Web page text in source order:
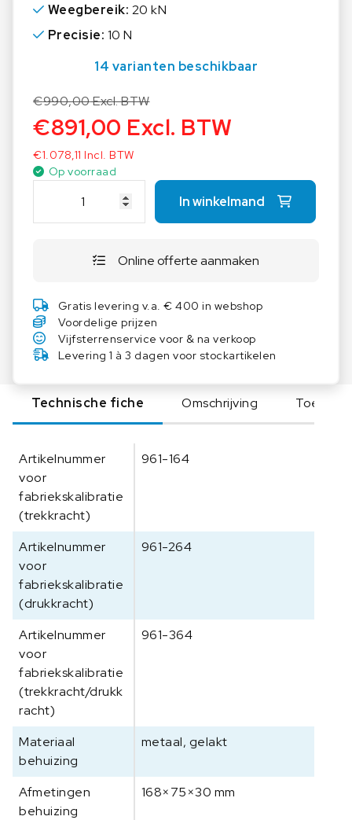
(grenswaardefunctie): bovenste en onderste
grenswaarde instelbaar, in trek- en drukrichting.
signaal ondersteund
Intern geheugen voor max. 500 waarden
Permanente analoge uitgang: lineair
spanningssignaal, afhankelijk van de belasting
Gegevensinterface USB, standaard
Toepassingen: Kwaliteitscontrole | Onderzoek
en ontwikkeling | Automobielsector |
Onderhoud | Kunststoffentechnologie
Weegbereik: 20 kN
Precisie: 10 N
14 varianten beschikbaar
€990,00Excl. BTW
€891,00 Excl. BTW
€1.078,11 Incl. BTW
Op voorraad
U
D
i
g
i
a
e
r
a
c
h
t
m
e
t
e
r
F
L
2
0
K
a
a
n
a
In winkelmand
Online offerte aanmaken
Gratis levering v.a. € 400 in webshop
Voordelige prijzen
Vijfsterrenservice voor & na verkoop
Levering 1 à 3 dagen voor stockartikelen
Technische fiche Omschrijving
Artikelnummer
voor
fabriekskalibratie
(trekkracht)
961-164
Artikelnummer
voor
fabriekskalibratie
(drukkracht)
961-264
Artikelnummer
voor
fabriekskalibratie
(trekkracht/drukk
racht)
961-364
Materiaal
behuizing
metaal, gelakt
Afmetingen
behuizing
168×75×30 mm